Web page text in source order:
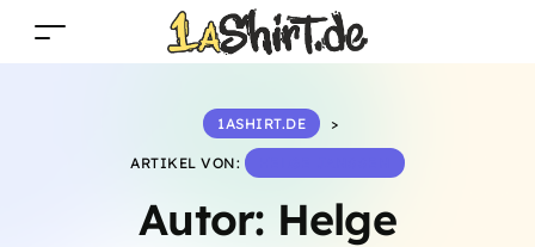
Autor: Helge
1ASHIRT.DE >
ARTIKEL VON: